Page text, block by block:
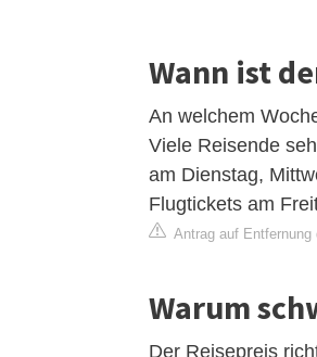
Wann ist
An welchem
Viele Reisende
am Dienstag,
Flugtickets am
Antrag auf Entfernung
Warum
Der Reisepreis